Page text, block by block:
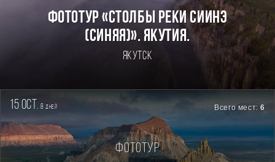
Фототур «Столбы реки Сиинэ
(Синяя)». Якутия.
Якутск
15 oct. 8дней Всего мест:6
Фототур